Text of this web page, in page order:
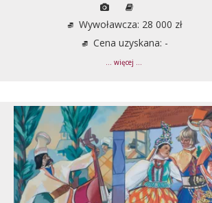
Wywoławcza: 28 000 zł
Cena uzyskana: -
... więcej ...